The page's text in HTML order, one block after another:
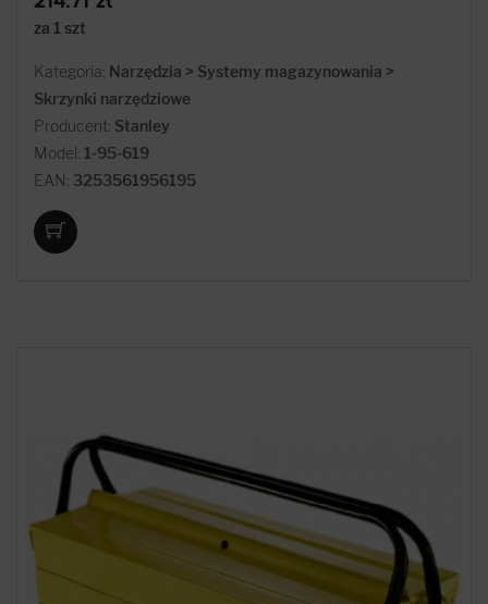
za 1 szt
Kategoria: Narzędzia > Systemy magazynowania >
Skrzynki narzędziowe
Producent: Stanley
Model: 1-95-619
EAN: 3253561956195